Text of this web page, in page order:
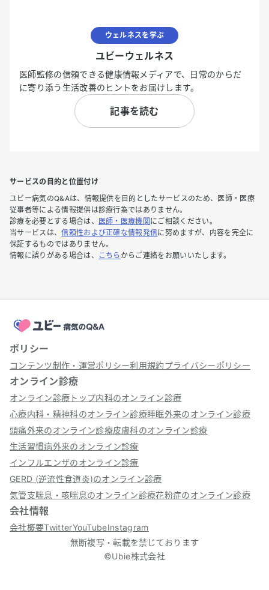
ウェルネスを学ぶ
ユビーウェルネス
医師監修の信頼できる健康情報メディアで、日常のからだ
に寄り添う生活改善のヒントをお届けします。
記事を読む
サービスの目的と位置付け
ユビー病気のQ&Aは、情報提供を目的としたサービスのため、医師・医療
従事者等による情報提供は診療行為ではありません。
診療を必要とする場合は、
医師・医療機関 にご相談ください。
当サービスは、信頼性および正確な情報発信に努めますが、内容を完全に
保証するものではありません。
情報に誤りがある場合は、
こちら からご連絡をお願いいたします。
ポリシー
コンテンツ制作・運営ポリシー利用規約プライバシーポリシー
オンライン診療
オンライン診療トップ内科のオンライン診療
心療内科・精神科のオンライン診療睡眠外来のオンライン診療
頭痛外来のオンライン診療皮膚科のオンライン診療
生活習慣病外来のオンライン診療
インフルエンザのオンライン診療
GERD (逆流性食道炎)のオンライン診療
気管支喘息・咳喘息のオンライン診療花粉症のオンライン診療
会社情報
会社概要TwitterYouTubeInstagram
無断複写・転載を禁じております
©Ubie株式会社